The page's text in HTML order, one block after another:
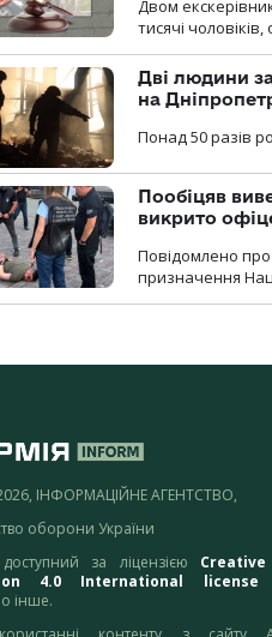
Двом
тисячі
Дві людини
на
Понад 50 разів
Пообіцяв
викрито
Повідомлено
призначення
ІНФОРМАЦІЙНЕ АГЕНТСТВО,
оборони України
за ліцензією Creative
4.0 International license
інше.